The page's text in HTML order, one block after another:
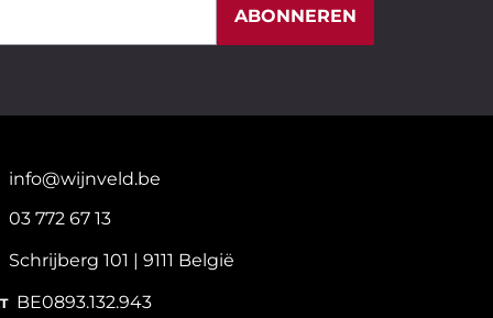
ABONNEREN
info@wijnveld.be
03 772 67 13
Schrijberg 101 | 9111 België
BE0893.132.943